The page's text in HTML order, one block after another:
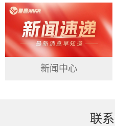
新闻中心
联系